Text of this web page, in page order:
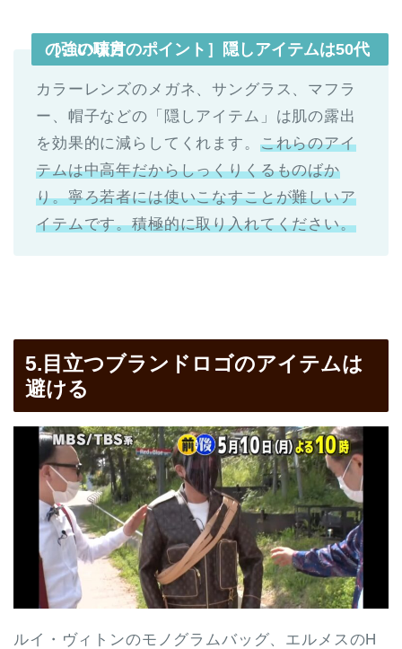
［この項目のポイント］隠しアイテムは50代の強い味方
カラーレンズのメガネ、サングラス、マフラ
ー、帽子などの「隠しアイテム」は肌の露出
を効果的に減らしてくれます。 これらのアイ
テムは中高年だからしっくりくるものばか
り。寧ろ若者には使いこなすことが難しいア
イテムです。積極的に取り入れてください。
5.目立つブランドロゴのアイテムは
避ける
ルイ・ヴィトンのモノグラムバッグ、エルメスのH